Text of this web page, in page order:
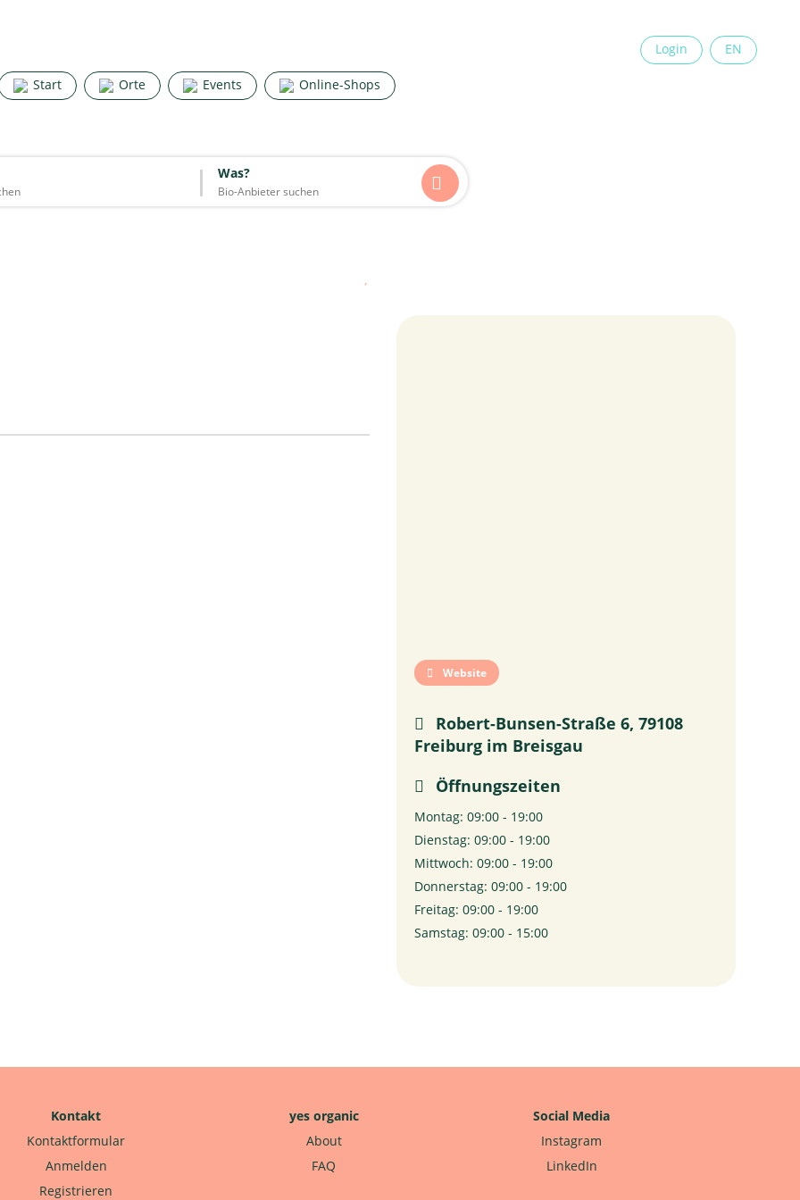
Start Orte Events Online-Shops
Login EN
Was?
×
Start Orte Events Online-Shops
Was?
Website
Robert-Bunsen-Straße 6, 79108
Freiburg im Breisgau
Öffnungszeiten
Montag: 09:00 - 19:00
Dienstag: 09:00 - 19:00
Mittwoch: 09:00 - 19:00
Donnerstag: 09:00 - 19:00
Freitag: 09:00 - 19:00
Samstag: 09:00 - 15:00
Kontakt
Kontaktformular
Anmelden
Registrieren
yes organic
About
FAQ
Social Media
Instagram
LinkedIn